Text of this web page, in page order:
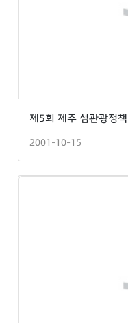
제5회 제주 섬관광정
2001-10-15